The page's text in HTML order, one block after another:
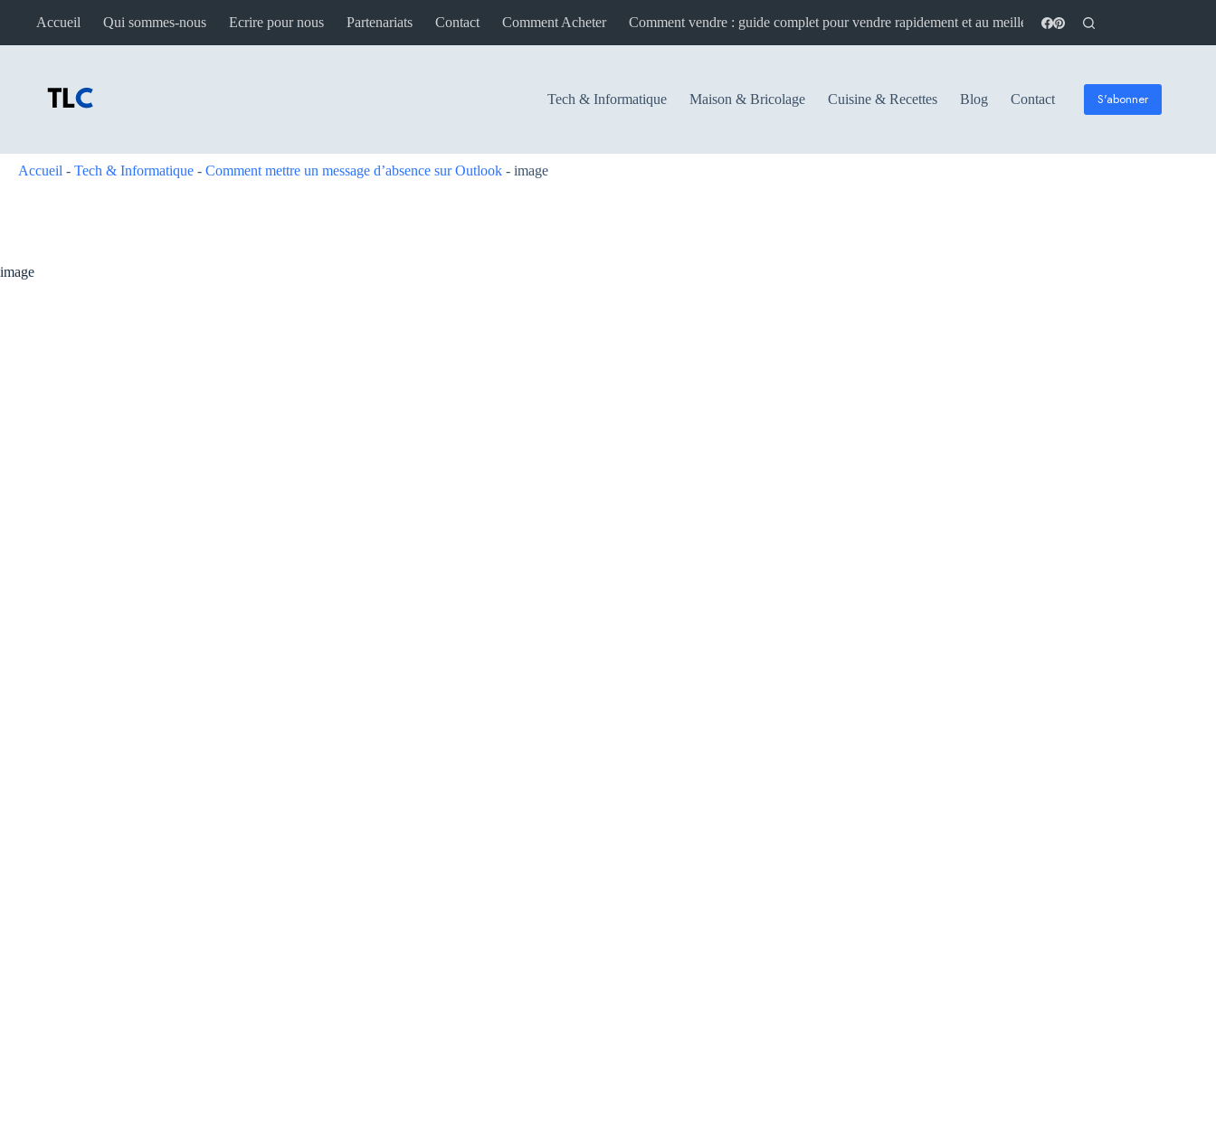
Accueil Qui sommes-nous Ecrire pour nous Partenariats Contact Comment Acheter Comment vendre : guide complet pour vendre rapidement et au meilleur prix Guide Europe : vivre,
Tech & Informatique Maison & Bricolage Cuisine & Recettes Blog Contact S'abonner
Accueil - Tech & Informatique - Comment mettre un message d’absence sur Outlook - image
image